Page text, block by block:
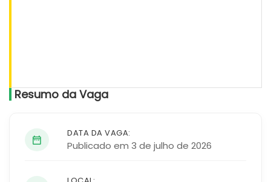
Resumo da Vaga
DATA DA VAGA:
Publicado em 3 de julho de 2026